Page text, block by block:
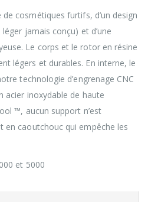
cosmétiques furtifs, d’un design
jamais conçu) et d’une
Le corps et le rotor en résine
légers et durables. En interne, le
technologie d’engrenage CNC
acier inoxydable de haute
™, aucun support n’est
en caoutchouc qui empêche les
et 5000